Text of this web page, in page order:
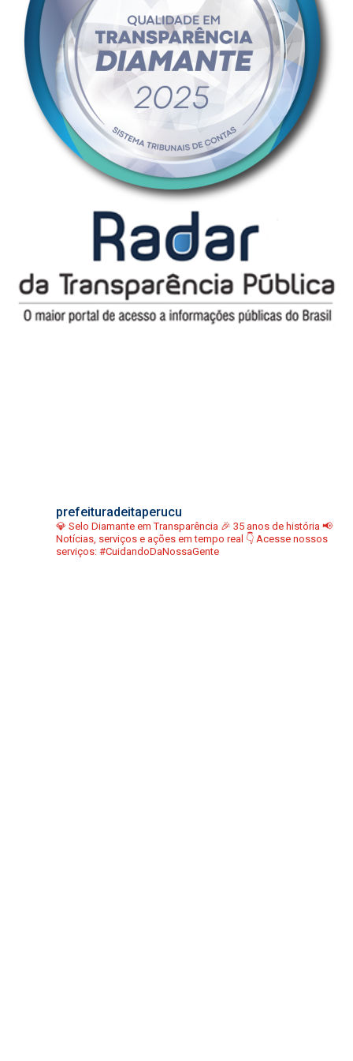
prefeituradeitaperucu
💎 Selo Diamante em Transparência 🎉 35 anos de história 📢
Notícias, serviços e ações em tempo real 👇 Acesse nossos
serviços: #CuidandoDaNossaGente